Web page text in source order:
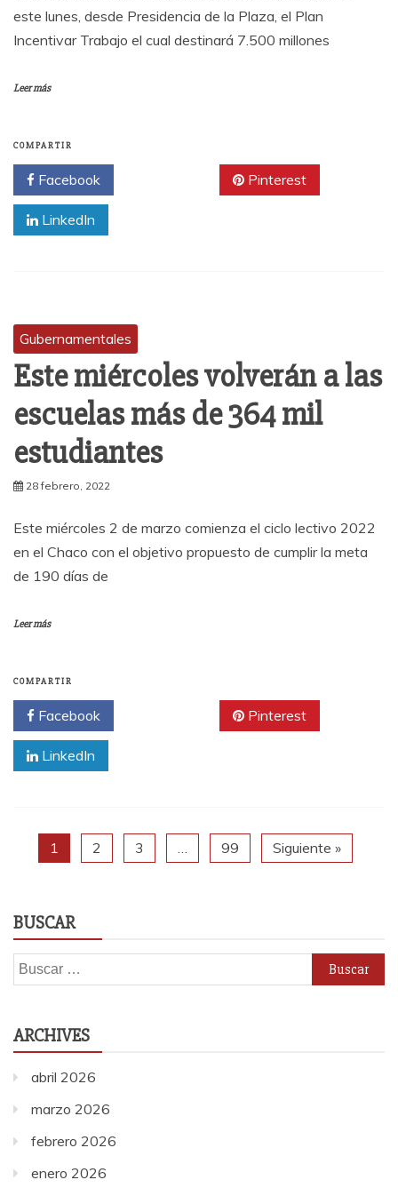
este lunes, desde Presidencia de la Plaza, el Plan
Incentivar Trabajo el cual destinará 7.500 millones
Leer más
COMPARTIR
Facebook Pinterest
LinkedIn
Gubernamentales
Este miércoles volverán a las
escuelas más de 364 mil
estudiantes
28 febrero, 2022
Este miércoles 2 de marzo comienza el ciclo lectivo 2022
en el Chaco con el objetivo propuesto de cumplir la meta
de 190 días de
Leer más
COMPARTIR
Facebook Pinterest
LinkedIn
1 2 3 99 Siguiente »
BUSCAR
Buscar:
ARCHIVES
abril 2026
marzo 2026
febrero 2026
enero 2026